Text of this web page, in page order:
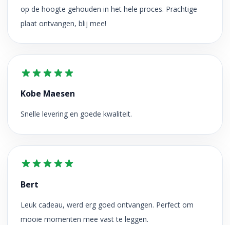
op de hoogte gehouden in het hele proces. Prachtige
plaat ontvangen, blij mee!
Kobe Maesen
Snelle levering en goede kwaliteit.
Bert
Leuk cadeau, werd erg goed ontvangen. Perfect om
mooie momenten mee vast te leggen.